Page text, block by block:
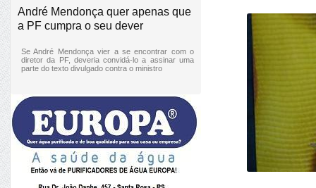
André Mendonça quer apenas que
a PF cumpra o seu dever
Se André Mendonça vier a se encontrar com o
diretor da PF, deveria convidá-lo a assinar uma
parte do texto divulgado contra o ministro